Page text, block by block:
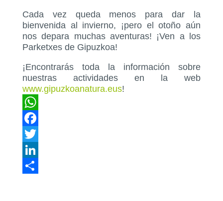
Cada vez queda menos para dar la
bienvenida al invierno, ¡pero el otoño aún
nos depara muchas aventuras! ¡Ven a los
Parketxes de Gipuzkoa!
¡Encontrarás toda la información sobre
nuestras actividades en la web
www.gipuzkoanatura.eus!
W
h
a
F
a
c
T
w
L